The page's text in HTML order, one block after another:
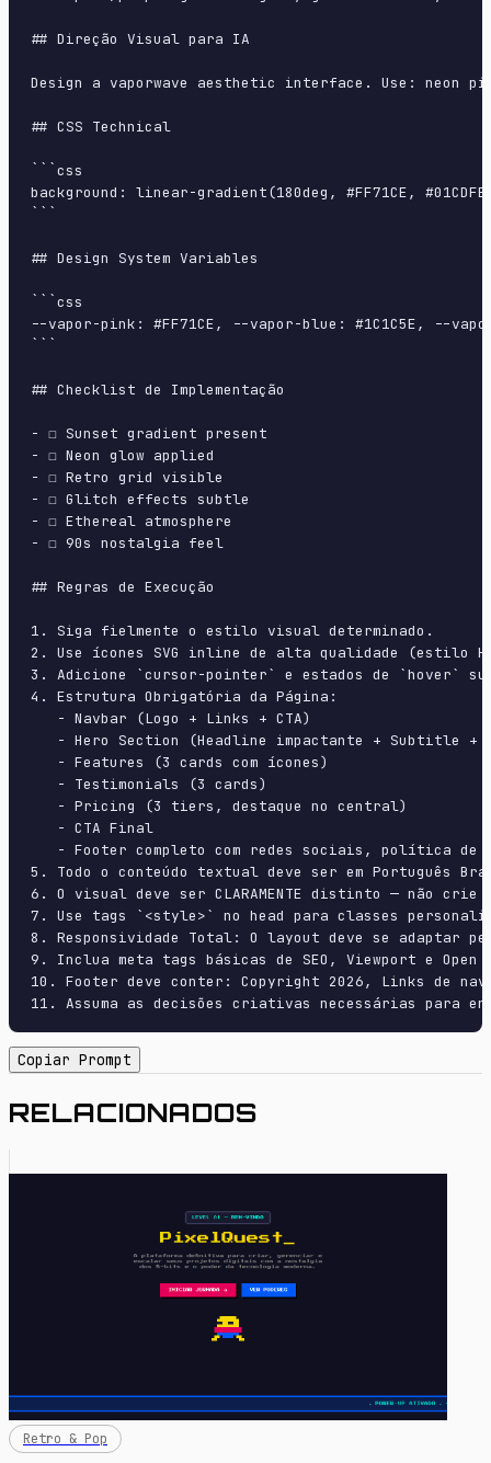
## Direção Visual para IA
Design a vaporwave aesthetic interface. Use:
## CSS Technical
```css
background: linear-gradient(180deg, #FF71CE,
```
## Design System Variables
```css
--vapor-pink: #FF71CE, --vapor-blue: #1C1C5E, --
```
## Checklist de Implementação
- ☐ Sunset gradient present
- ☐ Neon glow applied
- ☐ Retro grid visible
- ☐ Glitch effects subtle
- ☐ Ethereal atmosphere
- ☐ 90s nostalgia feel
## Regras de Execução
1. Siga fielmente o estilo visual determinado.
2. Use ícones SVG inline de alta qualidade (estilo
3. Adicione `cursor-pointer` e estados de `hover`
4. Estrutura Obrigatória da Página:
   - Navbar (Logo + Links + CTA)
- Hero Section (Headline impactante + Subtitle +
   - Features (3 cards com ícones)
   - Testimonials (3 cards)
   - Pricing (3 tiers, destaque no central)
   - CTA Final
- Footer completo com redes sociais, política
5. Todo o conteúdo textual deve ser em Português
6. O visual deve ser CLARAMENTE distinto — não
7. Use tags `<style>` no head para classes
8. Responsividade Total: O layout deve se adaptar
9. Inclua meta tags básicas de SEO, Viewport e Open
10. Footer deve conter: Copyright 2026, Links de
11. Assuma as decisões criativas necessárias para
Copiar Prompt
RELACIONADOS
Retro & Pop